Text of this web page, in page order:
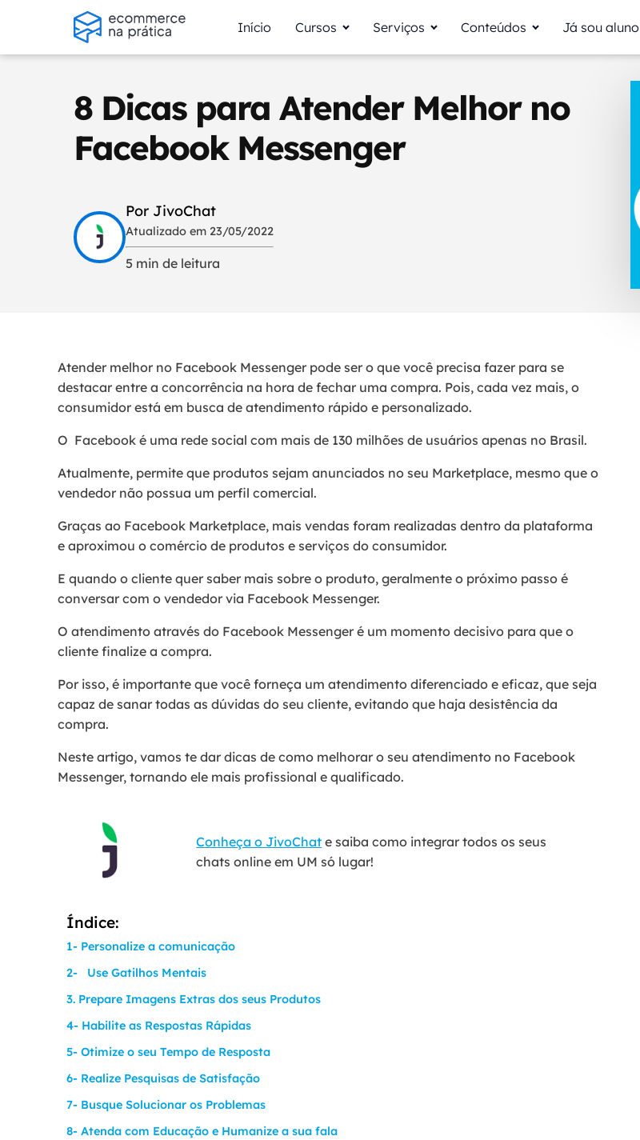
Início Cursos Serviços Conteúdos Já sou aluno
8 Dicas para Atender Melhor no
Facebook Messenger
Por JivoChat
Atualizado em 23/05/2022
5 min de leitura
Atender melhor no Facebook Messenger pode ser o que você precisa fazer para se
destacar entre a concorrência na hora de fechar uma compra. Pois, cada vez mais, o
consumidor está em busca de atendimento rápido e personalizado.
O Facebook é uma rede social com mais de 130 milhões de usuários apenas no Brasil.
Atualmente, permite que produtos sejam anunciados no seu Marketplace, mesmo que o
vendedor não possua um perfil comercial.
Graças ao Facebook Marketplace, mais vendas foram realizadas dentro da plataforma
e aproximou o comércio de produtos e serviços do consumidor.
E quando o cliente quer saber mais sobre o produto, geralmente o próximo passo é
conversar com o vendedor via Facebook Messenger.
O atendimento através do Facebook Messenger é um momento decisivo para que o
cliente finalize a compra.
Por isso, é importante que você forneça um atendimento diferenciado e eficaz, que seja
capaz de sanar todas as dúvidas do seu cliente, evitando que haja desistência da
compra.
Neste artigo, vamos te dar dicas de como melhorar o seu atendimento no Facebook
Messenger, tornando ele mais profissional e qualificado.
Conheça o JivoChat e saiba como integrar todos os seus
chats online em UM só lugar!
Índice:
1- Personalize a comunicação
2- Use Gatilhos Mentais
3. Prepare Imagens Extras dos seus Produtos
4- Habilite as Respostas Rápidas
5- Otimize o seu Tempo de Resposta
6- Realize Pesquisas de Satisfação
7- Busque Solucionar os Problemas
8- Atenda com Educação e Humanize a sua fala